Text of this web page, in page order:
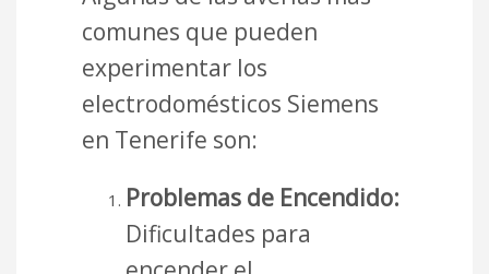
comunes que pueden
experimentar los
electrodomésticos Siemens
en Tenerife son:
Problemas de Encendido:
Dificultades para